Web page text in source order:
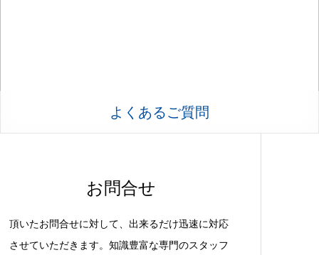
よくあるご質問
お問合せ
頂いたお問合せに対して、出来るだけ迅速に対応
させていただきます。知識豊富な専門のスタッフ